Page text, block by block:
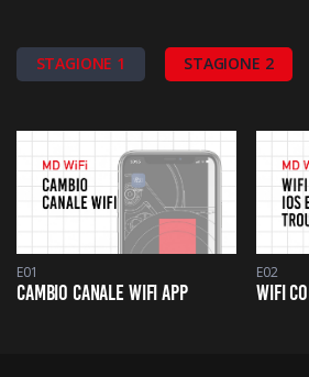
STAGIONE 1 STAGIONE 2
E01
CAMBIO CANALE WIFI APP
E02